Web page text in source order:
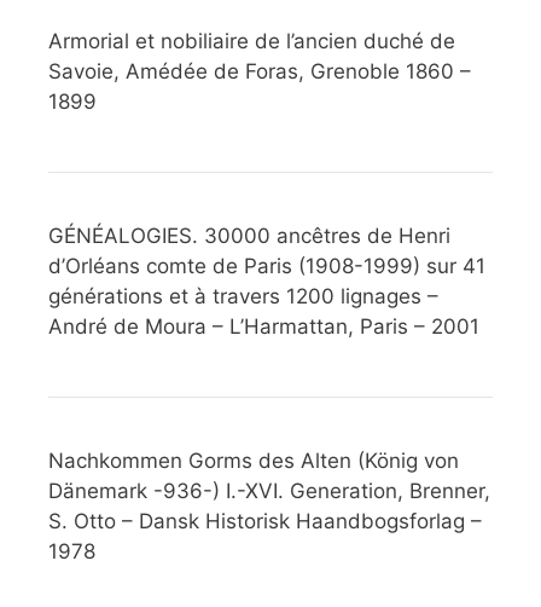
Armorial et nobiliaire de l’ancien duché de
Savoie, Amédée de Foras, Grenoble 1860 –
1899
GÉNÉALOGIES. 30000 ancêtres de Henri
d’Orléans comte de Paris (1908-1999) sur 41
générations et à travers 1200 lignages –
André de Moura – L’Harmattan, Paris – 2001
Nachkommen Gorms des Alten (König von
Dänemark -936-) I.-XVI. Generation, Brenner,
S. Otto – Dansk Historisk Haandbogsforlag –
1978